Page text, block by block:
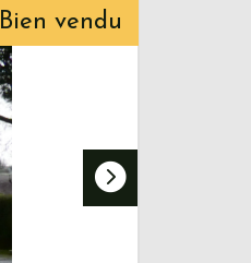
Bien vendu